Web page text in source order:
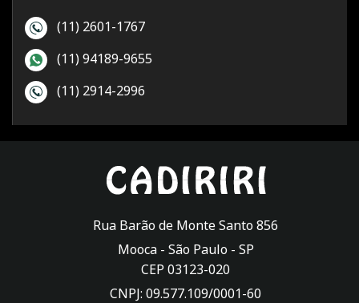
(11) 2601-1767
(11) 94189-9655
(11) 2914-2996
Rua Barão de Monte Santo 856
Mooca - São Paulo- SP
CEP 03123-020
CNPJ: 09.577.109/0001-60